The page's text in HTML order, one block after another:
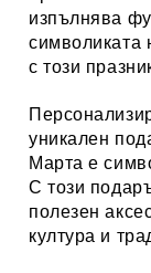
изпълнява
символиката
с този
уникален
Марта е
С този
полезен
култура и